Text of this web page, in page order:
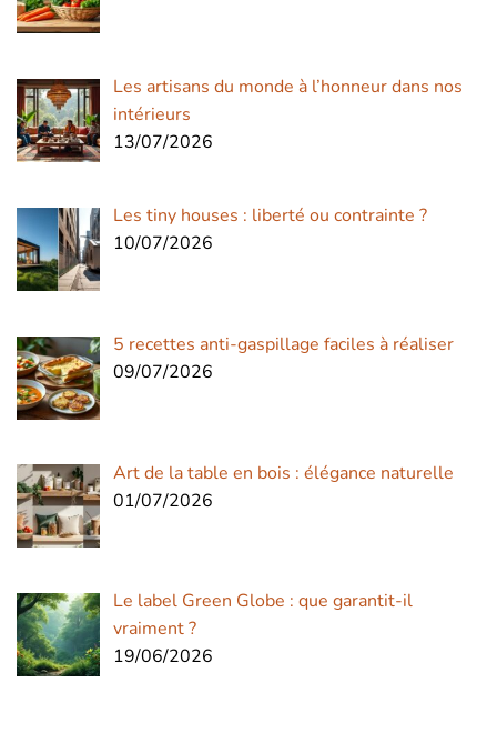
Les artisans du monde à l’honneur dans nos
intérieurs
13/07/2026
Les tiny houses : liberté ou contrainte ?
10/07/2026
5 recettes anti-gaspillage faciles à réaliser
09/07/2026
Art de la table en bois : élégance naturelle
01/07/2026
Le label Green Globe : que garantit-il
vraiment ?
19/06/2026